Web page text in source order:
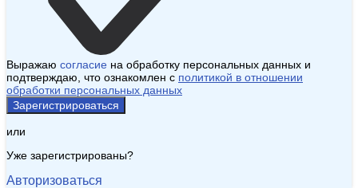
Выражаю согласие на обработку персональных данных и
подтверждаю, что ознакомлен с политикой в отношении
обработки персональных данных
Зарегистрироваться
или
Уже зарегистрированы?
Авторизоваться